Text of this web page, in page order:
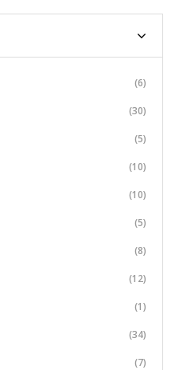
(6)
(30)
(5)
(10)
(10)
(5)
(8)
(12)
(1)
(34)
(7)